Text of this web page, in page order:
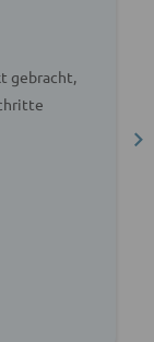
gebracht,